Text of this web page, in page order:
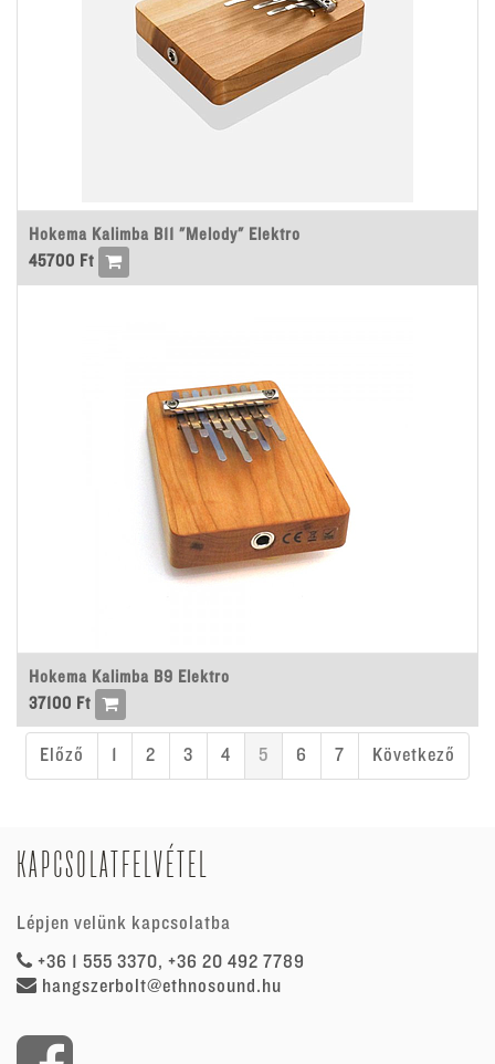
Hokema Kalimba B11 "Melody" Elektro
45700 Ft
Hokema Kalimba B9 Elektro
37100 Ft
Előző 1 2 3 4 5 6 7 Következő
KAPCSOLATFELVÉTEL
Lépjen velünk kapcsolatba
+36 1 555 3370, +36 20 492 7789
hangszerbolt@ethnosound.hu